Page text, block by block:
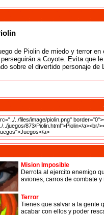
de Piolin de miedo y terror
perseguirán a Coyote. Evita que
sobre el divertido personaje de
Mision Imposible
Derrota al ejercito enemigo
aviones, carros de combate
Terror
Tienes que salvar a la gente
acabar con ellos y poder